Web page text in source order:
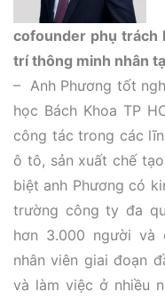
cofounder phụ trách
trí thông minh nhân
– Anh Phương tốt
học Bách Khoa TP
công tác trong các
ô tô, sản xuất chế
biệt anh Phương có
trường công ty đa
hơn 3.000 người
nhân viên giai đoạn
và làm việc ở nhiều